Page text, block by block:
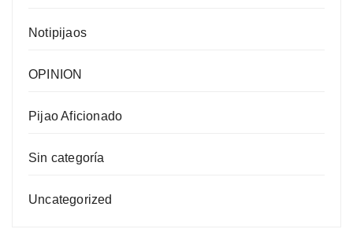
Notipijaos
OPINION
Pijao Aficionado
Sin categoría
Uncategorized